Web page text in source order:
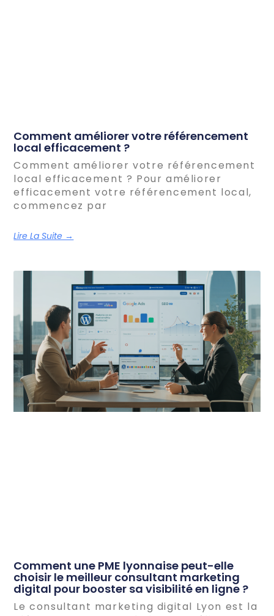
Comment améliorer votre référencement
local efficacement ?
Comment améliorer votre référencement
local efficacement ? Pour améliorer
efficacement votre référencement local,
commencez par
Lire La Suite →
Comment une PME lyonnaise peut-elle
choisir le meilleur consultant marketing
digital pour booster sa visibilité en ligne ?
Le consultant marketing digital Lyon est la